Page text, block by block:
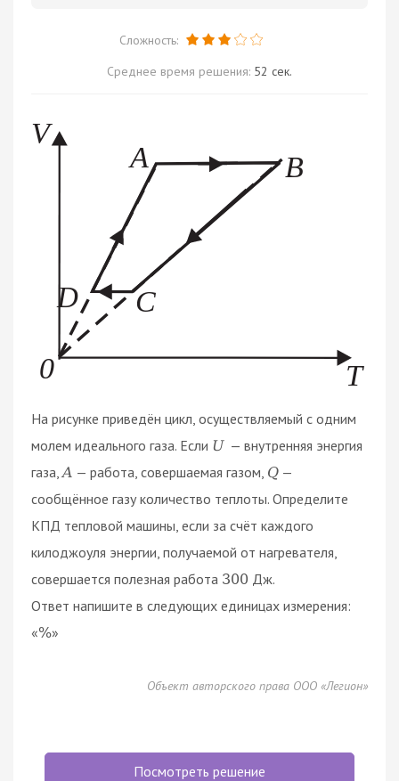
Сложность:
Среднее время решения: 52 сек.
На рисунке приведён цикл, осуществляемый с одним
молем идеального газа. Если U — внутренняя энергия
газа, A — работа, совершаемая газом, Q —
сообщённое газу количество теплоты. Определите
КПД тепловой машины, если за счёт каждого
килоджоуля энергии, получаемой от нагревателя,
совершается полезная работа 300 Дж.
Ответ напишите в следующих единицах измерения:
«%»
Объект авторского права ООО «Легион»
Посмотреть решение